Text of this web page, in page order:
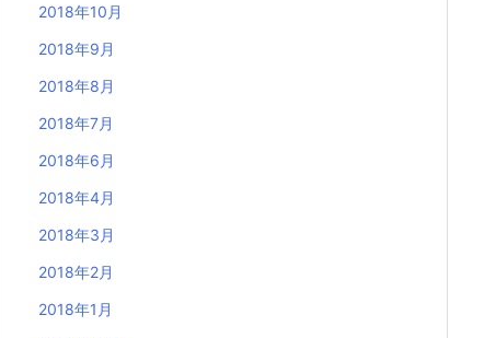
2018年10月
2018年9月
2018年8月
2018年7月
2018年6月
2018年4月
2018年3月
2018年2月
2018年1月